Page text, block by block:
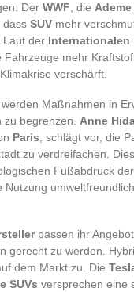
Der WWF , die Ademe
dass SUVmehr
Laut der Internationalen
Fahrzeuge mehr
verschärft.
Maßnahmen in
begrenzen. Anne
Paris , schlägt vor, die
zu verdreifachen.
Fußabdruck
Nutzung
passen ihr
gerecht zu werden.
dem Markt zu. Die
SUVs versprechen eine